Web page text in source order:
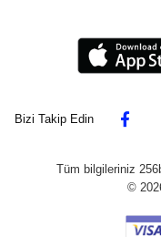
Bizi Takip Edin
Tüm bilgileriniz
©